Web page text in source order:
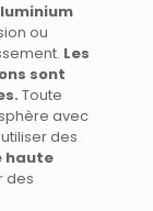
ou
Les
sont
Toute
avec
des
haute
des